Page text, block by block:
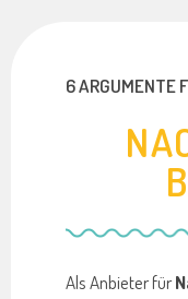
6 ARGUMENTE
Als Anbieter für